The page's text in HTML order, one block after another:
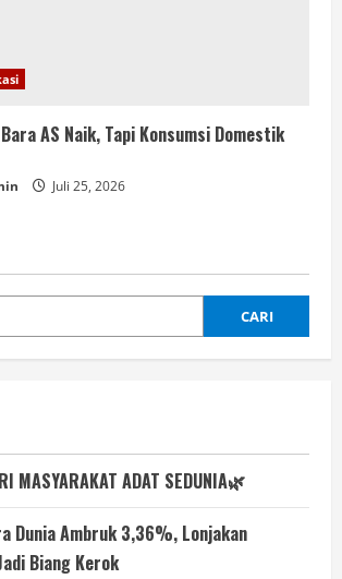
AS Naik, Tapi Konsumsi Domestik
Juli 25, 2026
CARI
MASYARAKAT ADAT SEDUNIA🌿
Dunia Ambruk 3,36%, Lonjakan
Biang Kerok